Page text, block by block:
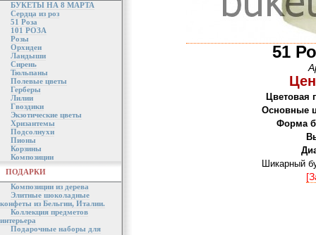
БУКЕТЫ НА 8 МАРТА
Сердца из роз
51 Роза
101 РОЗА
Розы
Орхидеи
Ландыши
Сирень
Тюльпаны
Полевые цветы
Герберы
Лилии
Гвоздики
Экзотические цветы
Хризантемы
Подсолнухи
Пионы
Корзины
Композиции
ПОДАРКИ
Композиции из дерева
Элитные шоколадные
конфеты из Бельгии, Италии.
Коллекция предметов
интерьера
Подарочные наборы для
51
Цветовая
Основные
Форма
Шикарный